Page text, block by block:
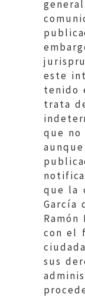
este
tenido
trata
que no
que la
García
con el
sus